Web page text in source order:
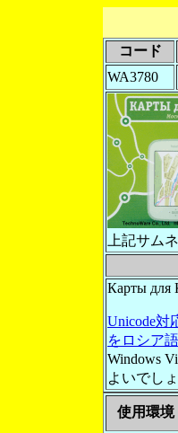
コード
WA3780
上記サム
Карты
Unicode対
をロシア
Windows
よいでしょ
使用環境